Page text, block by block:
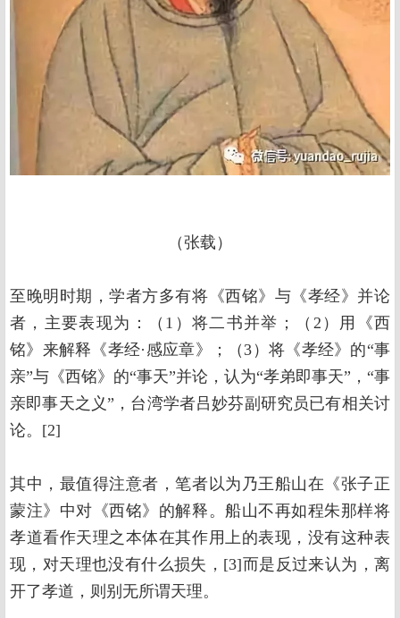
（张载）
至晚明时期，学者方多有将《西铭》与《孝经》并论
者，主要表现为：（1）将二书并举；（2）用《西
铭》来解释《孝经·感应章》；（3）将《孝经》的“事
亲”与《西铭》的“事天”并论，认为“孝弟即事天”，“事
亲即事天之义”，台湾学者吕妙芬副研究员已有相关讨
论。[2]
其中，最值得注意者，笔者以为乃王船山在《张子正
蒙注》中对《西铭》的解释。船山不再如程朱那样将
孝道看作天理之本体在其作用上的表现，没有这种表
现，对天理也没有什么损失，[3]而是反过来认为，离
开了孝道，则别无所谓天理。